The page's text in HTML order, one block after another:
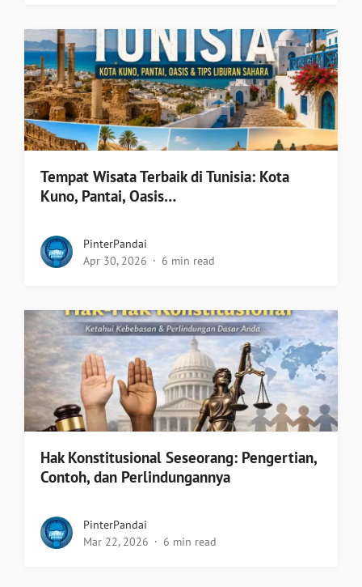
Tempat Wisata Terbaik di Tunisia: Kota
Kuno, Pantai, Oasis…
PinterPandai
Apr 30, 2026
6 min read
Hak Konstitusional Seseorang: Pengertian,
Contoh, dan Perlindungannya
PinterPandai
Mar 22, 2026
6 min read